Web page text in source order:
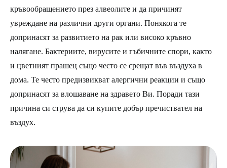
кръвообращението през алвеолите и да причинят
увреждане на различни други органи. Понякога те
допринасят за развитието на рак или високо кръвно
налягане. Бактериите, вирусите и гъбичните спори, както
и цветният прашец също често се срещат във въздуха в
дома. Те често предизвикват алергични реакции и също
допринасят за влошаване на здравето Ви. Поради тази
причина си струва да си купите добър пречиствател на
въздух.